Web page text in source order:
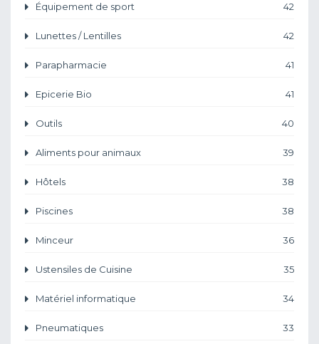
Équipement de sport 42
Lunettes / Lentilles 42
Parapharmacie 41
Epicerie Bio 41
Outils 40
Aliments pour animaux 39
Hôtels 38
Piscines 38
Minceur 36
Ustensiles de Cuisine 35
Matériel informatique 34
Pneumatiques 33